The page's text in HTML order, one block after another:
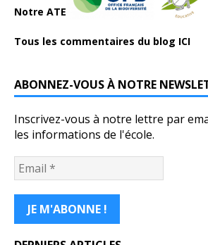
Notre ATE
Tous les commentaires du blog ICI
ABONNEZ-VOUS À NOTRE
Inscrivez-vous à notre lettre par
les informations de l'école.